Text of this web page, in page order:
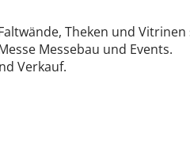
Theken und
Messebau und Events.
Verkauf.